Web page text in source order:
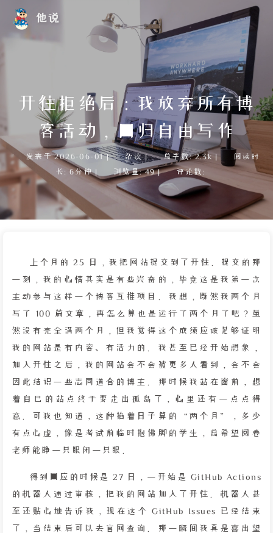
他说
开往拒绝后：我放弃所有博
客活动，回归自由写作
发表于 2026-06-01 | 杂谈 | 总字数: 2.3k |
阅读时
长: 6分钟 | 浏览量: 49 | 评论数:
上个月的 25 日，我把网站提交到了开往。提交的那
一刻，我的心情其实是有些兴奋的，毕竟这是我第一次
主动参与这样一个博客互推项目。我想，既然我两个月
写了 100 篇文章，再怎么算也是运行了两个月了吧？虽
然没有完全满两个月，但我觉得这个成绩应该足够证明
我的网站是有内容、有活力的。我甚至已经开始想象，
加入开往之后，我的网站会不会被更多人看到，会不会
因此结识一些志同道合的博主。那时候我站在窗前，想
着自己的站点终于要走出孤岛了，心里还有一点点得
意。可我也知道，这种掐着日子算的“两个月”，多少
有点心虚，像是考试前临时抱佛脚的学生，总希望阅卷
老师能睁一只眼闭一只眼。
得到回应的时候是 27 日，一开始是 GitHub Actions
的机器人通过审核，把我的网站加入了开往。机器人甚
至还贴心地告诉我，现在这个 GitHub Issues 已经结束
了，当结束后可以去官网查询。那一瞬间我真是喜出望